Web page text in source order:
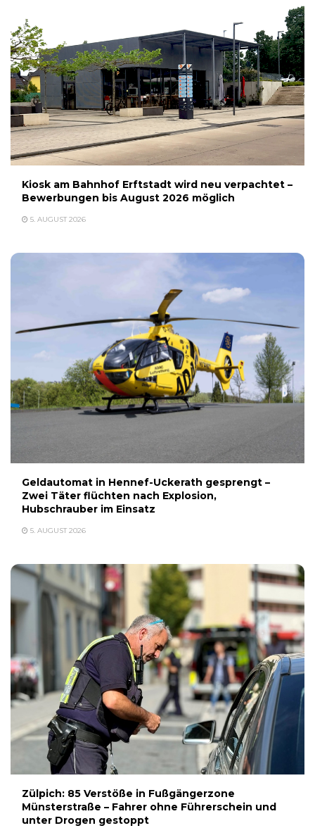
Kiosk am Bahnhof Erftstadt wird neu verpachtet –
Bewerbungen bis August 2026 möglich
5. AUGUST 2026
Geldautomat in Hennef-Uckerath gesprengt –
Zwei Täter flüchten nach Explosion,
Hubschrauber im Einsatz
5. AUGUST 2026
Zülpich: 85 Verstöße in Fußgängerzone
Münsterstraße – Fahrer ohne Führerschein und
unter Drogen gestoppt